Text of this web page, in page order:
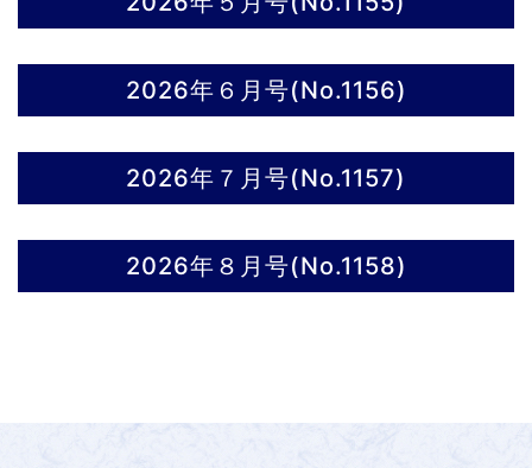
2026年６月号(No.1156)
2026年７月号(No.1157)
2026年８月号(No.1158)